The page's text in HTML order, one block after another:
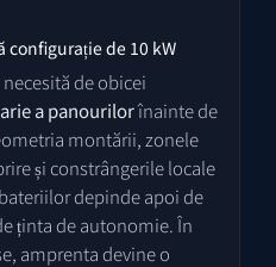
configurație de 10 kW
de obicei
a panourilorînainte de
montării, zonele
și constrângerile locale
depinde apoi de
ținta de autonomie. În
amprenta devine o